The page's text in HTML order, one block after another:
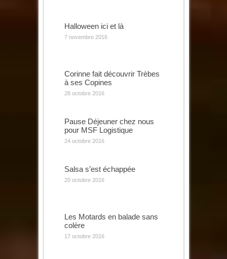
Halloween ici et là
7 novembre 2016
Corinne fait découvrir Trèbes
à ses Copines
28 octobre 2016
Pause Déjeuner chez nous
pour MSF Logistique
24 octobre 2016
Salsa s’est échappée
20 octobre 2016
Les Motards en balade sans
colère
17 octobre 2016